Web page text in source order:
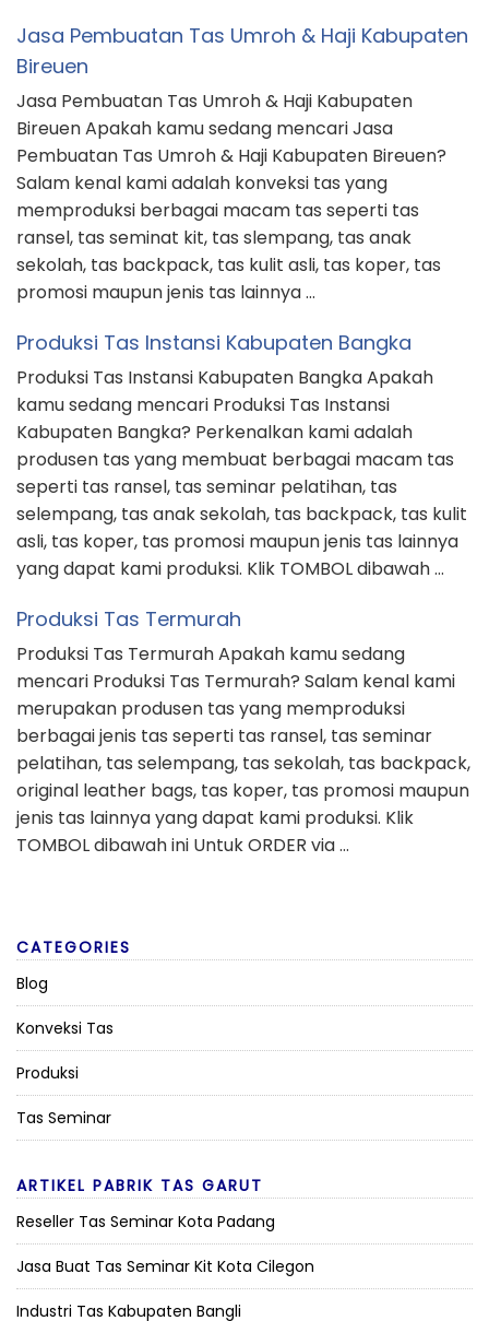
Jasa Pembuatan Tas Umroh & Haji Kabupaten
Bireuen
Jasa Pembuatan Tas Umroh & Haji Kabupaten
Bireuen Apakah kamu sedang mencari Jasa
Pembuatan Tas Umroh & Haji Kabupaten Bireuen?
Salam kenal kami adalah konveksi tas yang
memproduksi berbagai macam tas seperti tas
ransel, tas seminat kit, tas slempang, tas anak
sekolah, tas backpack, tas kulit asli, tas koper, tas
promosi maupun jenis tas lainnya …
Produksi Tas Instansi Kabupaten Bangka
Produksi Tas Instansi Kabupaten Bangka Apakah
kamu sedang mencari Produksi Tas Instansi
Kabupaten Bangka? Perkenalkan kami adalah
produsen tas yang membuat berbagai macam tas
seperti tas ransel, tas seminar pelatihan, tas
selempang, tas anak sekolah, tas backpack, tas kulit
asli, tas koper, tas promosi maupun jenis tas lainnya
yang dapat kami produksi. Klik TOMBOL dibawah …
Produksi Tas Termurah
Produksi Tas Termurah Apakah kamu sedang
mencari Produksi Tas Termurah? Salam kenal kami
merupakan produsen tas yang memproduksi
berbagai jenis tas seperti tas ransel, tas seminar
pelatihan, tas selempang, tas sekolah, tas backpack,
original leather bags, tas koper, tas promosi maupun
jenis tas lainnya yang dapat kami produksi. Klik
TOMBOL dibawah ini Untuk ORDER via …
CATEGORIES
Blog
Konveksi Tas
Produksi
Tas Seminar
ARTIKEL PABRIK TAS GARUT
Reseller Tas Seminar Kota Padang
Jasa Buat Tas Seminar Kit Kota Cilegon
Industri Tas Kabupaten Bangli